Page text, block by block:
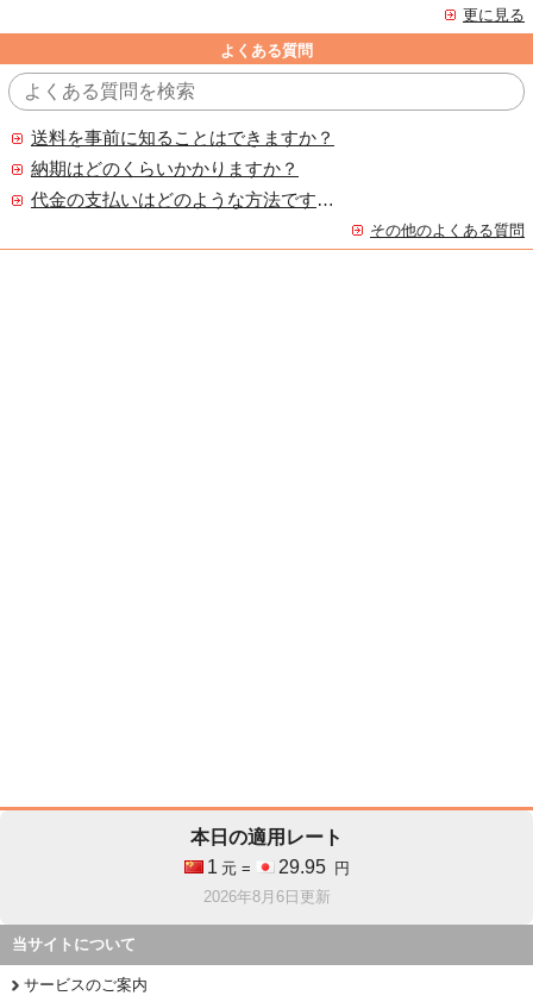
更に見る
よくある質問
送料を事前に知ることはできますか？
納期はどのくらいかかりますか？
代金の支払いはどのような方法ですか？
その他のよくある質問
本日の適用レート
1 元 = 29.95
円
2026年8月6日更新
当サイトについて
サービスのご案内